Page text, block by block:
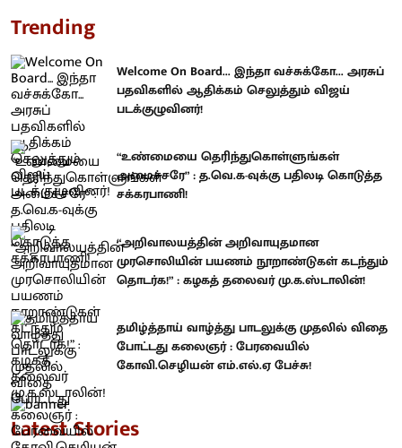
Trending
Welcome On Board... இந்தா வச்சுக்கோ... அரசுப்
பதவிகளில் ஆதிக்கம் செலுத்தும் விஜய்
படக்குழுவினர்!
“உண்மையை தெரிந்துகொள்ளுங்கள்
அமைச்சரே” : த.வெ.க-வுக்கு பதிலடி கொடுத்த
சக்கரபாணி!
“அறிவாலயத்தின் அறிவாயுதமான
முரசொலியின் பயணம் நூறாண்டுகள் கடந்தும்
தொடர்க!” : கழகத் தலைவர் மு.க.ஸ்டாலின்!
தமிழ்த்தாய் வாழ்த்து பாடலுக்கு முதலில் விதை
போட்டது கலைஞர் : பேரவையில்
கோவி.செழியன் எம்.எல்.ஏ பேச்சு!
Latest Stories